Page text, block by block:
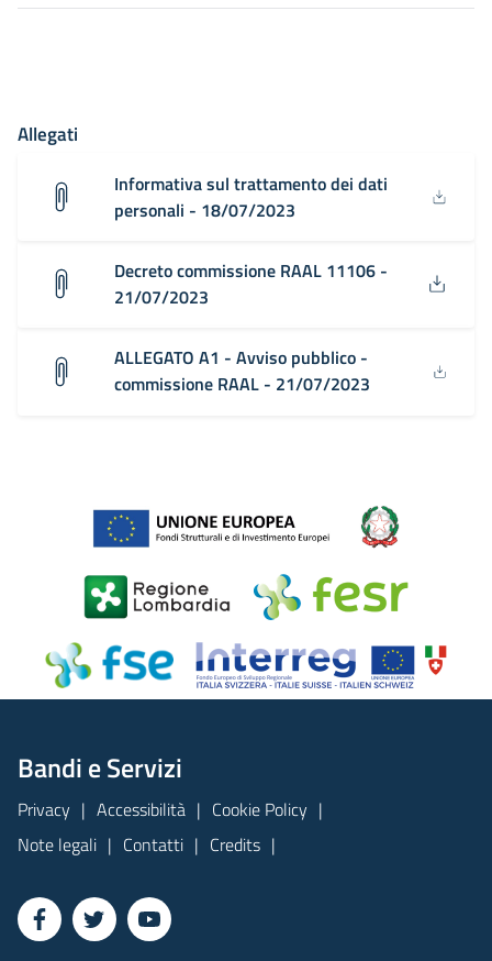
Allegati
Informativa sul trattamento dei dati
personali - 18/07/2023
Decreto commissione RAAL 11106 -
21/07/2023
ALLEGATO A1 - Avviso pubblico -
commissione RAAL - 21/07/2023
Bandi e Servizi
Privacy Accessibilità
Cookie Policy
Note legali
Contatti Credits